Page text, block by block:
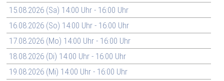
15.08.2026 (Sa) 14:00 Uhr - 16:00 Uhr
16.08.2026 (So) 14:00 Uhr - 16:00 Uhr
17.08.2026 (Mo) 14:00 Uhr - 16:00 Uhr
18.08.2026 (Di) 14:00 Uhr - 16:00 Uhr
19.08.2026 (Mi) 14:00 Uhr - 16:00 Uhr